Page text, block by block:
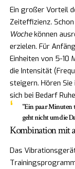
Ein großer Vorteil
Zeiteffizienz. Schon
Wochekönnen
erzielen. Für
Einheiten von 5-10
die Intensität
steigern. Hören
sich bei Bedarf
"Ein paar Minuten
geht nicht um die
Kombination mit
Das